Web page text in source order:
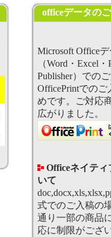
officeデータの
Microsoft Office
（Word・Excel
Publisher）での
OfficePrintでの
めです。ご対応
広がりました。
Officeネイテ
いて
式でのご入稿の
通り一部の商品
応に制限がござ